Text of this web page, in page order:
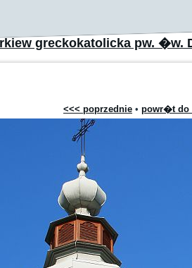
greckokatolicka pw. �w.
<<< poprzednie • powr�t do